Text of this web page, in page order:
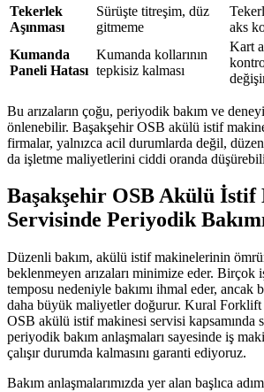
Tekerlek
Aşınması
Sürüşte titreşim, düz
gitmeme
aks
Kumanda
Paneli Hatası
Kumanda kollarının
tepkisiz kalması
Kart
Bu arızaların çoğu, periyodik bakım ve
önlenebilir. Başakşehir OSB akülü istif
firmalar, yalnızca acil durumlarda değil,
da işletme maliyetlerini ciddi oranda
Başakşehir OSB Akülü İstif
Servisinde Periyodik
Düzenli bakım, akülü istif makinelerinin
beklenmeyen arızaları minimize eder. Birçok
temposu nedeniyle bakımı ihmal eder, ancak
daha büyük maliyetler doğurur. Kural Forklift
OSB akülü istif makinesi servisi kapsamında
periyodik bakım anlaşmaları sayesinde iş
çalışır durumda kalmasını garanti ediyoruz.
Bakım anlaşmalarımızda yer alan başlıca